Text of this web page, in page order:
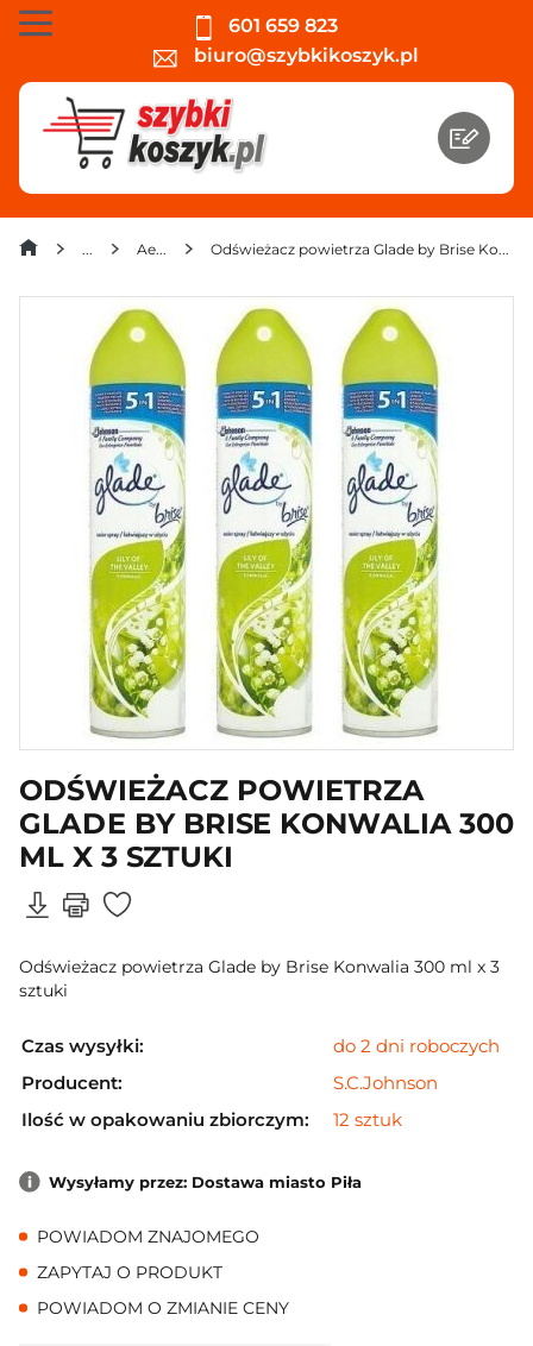
601 659 823
biuro@szybkikoszyk.pl
Aerozole Odświeżacz powietrza Glade by Brise Konwalia 300 ml x 3 sztuki
ODŚWIEŻACZ POWIETRZA
GLADE BY BRISE KONWALIA 300
ML X 3 SZTUKI
Odświeżacz powietrza Glade by Brise Konwalia 300 ml x 3
sztuki
Czas wysyłki:
do 2 dni roboczych
Producent:
S.C.Johnson
Ilość w opakowaniu zbiorczym:
12 sztuk
Wysyłamy przez: Dostawa miasto Piła
POWIADOM ZNAJOMEGO
ZAPYTAJ O PRODUKT
POWIADOM O ZMIANIE CENY